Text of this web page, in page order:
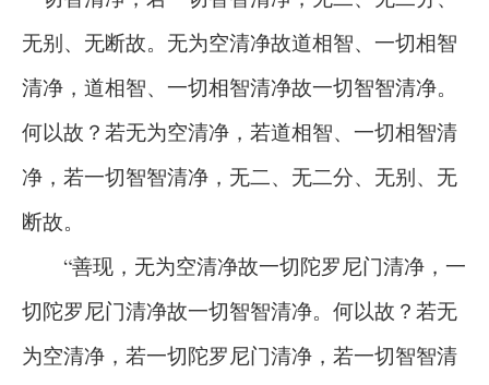
无别、无断故。无为空清净故道相智、一切相智
清净，道相智、一切相智清净故一切智智清净。
何以故？若无为空清净，若道相智、一切相智清
净，若一切智智清净，无二、无二分、无别、无
断故。
“善现，无为空清净故一切陀罗尼门清净，一
切陀罗尼门清净故一切智智清净。何以故？若无
为空清净，若一切陀罗尼门清净，若一切智智清